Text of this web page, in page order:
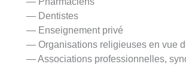
— Dentistes
— Enseignement privé
— Organisations religieuses en vue
— Associations professionnelles,